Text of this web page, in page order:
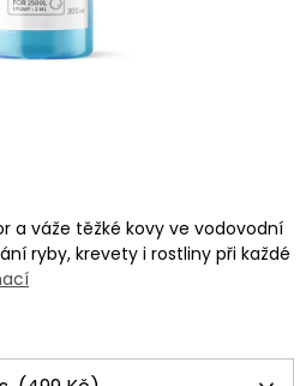
a váže těžké kovy ve vodovodní
ryby, krevety i rostliny při každé